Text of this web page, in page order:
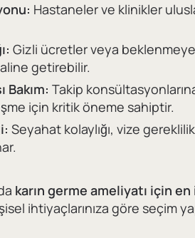
Hastaneler ve klinikler
Gizli ücretler veya
getirebilir.
Bakım: Takip
için kritik öneme sahiptir.
Seyahat kolaylığı, vize
karın germe ameliyatı için en
ihtiyaçlarınıza göre seçim